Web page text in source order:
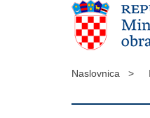
Naslovnica >